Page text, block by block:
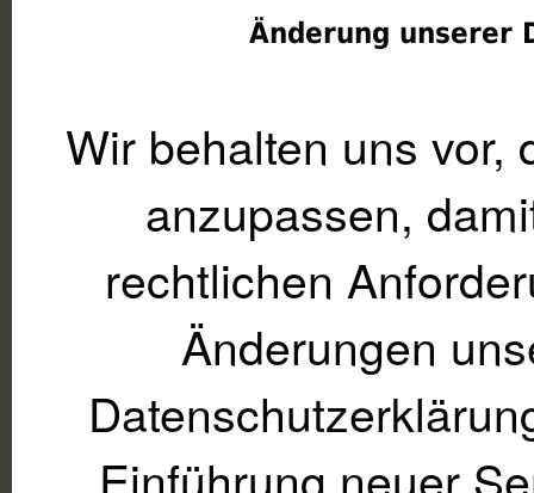
Änderung unserer
Wir behalten uns vor,
anzupassen,
rechtlichen
Änderungen
Einführung neuer